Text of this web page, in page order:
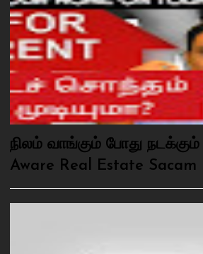
நிலம் வாங்கும் போது
Aware Real Estate Sacam